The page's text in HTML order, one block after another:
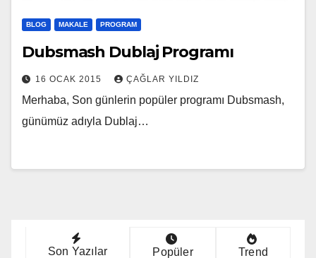
BLOG MAKALE PROGRAM
Dubsmash Dublaj Programı
16 OCAK 2015 ÇAĞLAR YILDIZ
Merhaba, Son günlerin popüler programı Dubsmash,
günümüz adıyla Dublaj…
Son Yazılar Popüler Trend